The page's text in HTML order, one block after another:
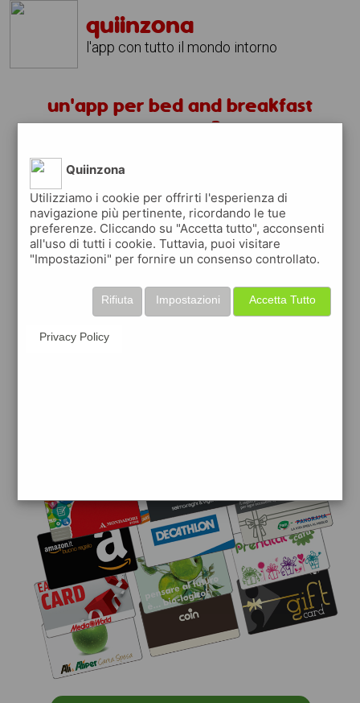
quiinzona
l'app con tutto il mondo intorno
un'app per bed and breakfast
segrate ?
scarica gratis app
quiinzona è una app
gratuita
che ti aiuta se cerchi 'un'app per bed and
volta che la usi
raccogli punti da convertire inbuoni sconto
Quiinzona
Utilizziamo i cookie per offrirti l'esperienza di
navigazione più pertinente, ricordando le tue
preferenze. Cliccando su "Accetta tutto", acconsenti
all'uso di tutti i cookie. Tuttavia, puoi visitare
"Impostazioni" per fornire un consenso controllato.
Accetta Tutto
Impostazioni
Rifiuta
Privacy Policy